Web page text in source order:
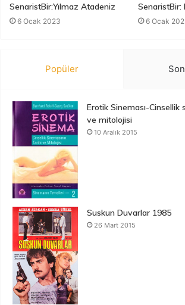
SenaristBir:Yılmaz Atadeniz
6 Ocak 2023
SenaristBir:
6 Ocak
Popüler
Erotik Sineması-Cinsellik
ve mitolojisi
10 Aralık 2015
Suskun Duvarlar 1985
26 Mart 2015